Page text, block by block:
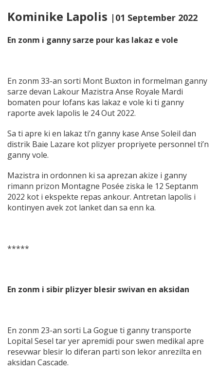
Kominike Lapolis |01 September 2022
En zonm i ganny sarze pour kas lakaz e vole
En zonm 33-an sorti Mont Buxton in formelman ganny
sarze devan Lakour Mazistra Anse Royale Mardi
bomaten pour lofans kas lakaz e vole ki ti ganny
raporte avek lapolis le 24 Out 2022.
Sa ti apre ki en lakaz ti’n ganny kase Anse Soleil dan
distrik Baie Lazare kot plizyer propriyete personnel ti’n
ganny vole.
Mazistra in ordonnen ki sa aprezan akize i ganny
rimann prizon Montagne Posée ziska le 12 Septanm
2022 kot i ekspekte repas ankour. Antretan lapolis i
kontinyen avek zot lanket dan sa enn ka.
*****
En zonm i sibir plizyer blesir swivan en aksidan
En zonm 23-an sorti La Gogue ti ganny transporte
Lopital Sesel tar yer apremidi pour swen medikal apre
resevwar blesir lo diferan parti son lekor anrezilta en
aksidan Cascade.